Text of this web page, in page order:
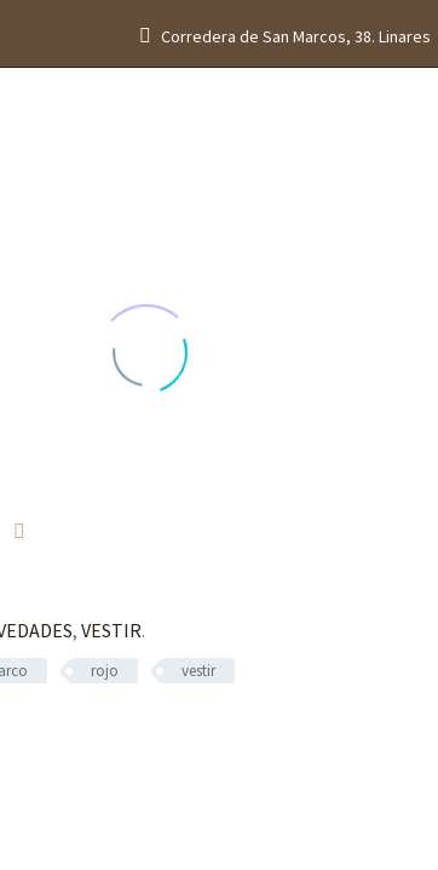
Corredera de San Marcos, 38. Linares
, VESTIR.
rojo vestir